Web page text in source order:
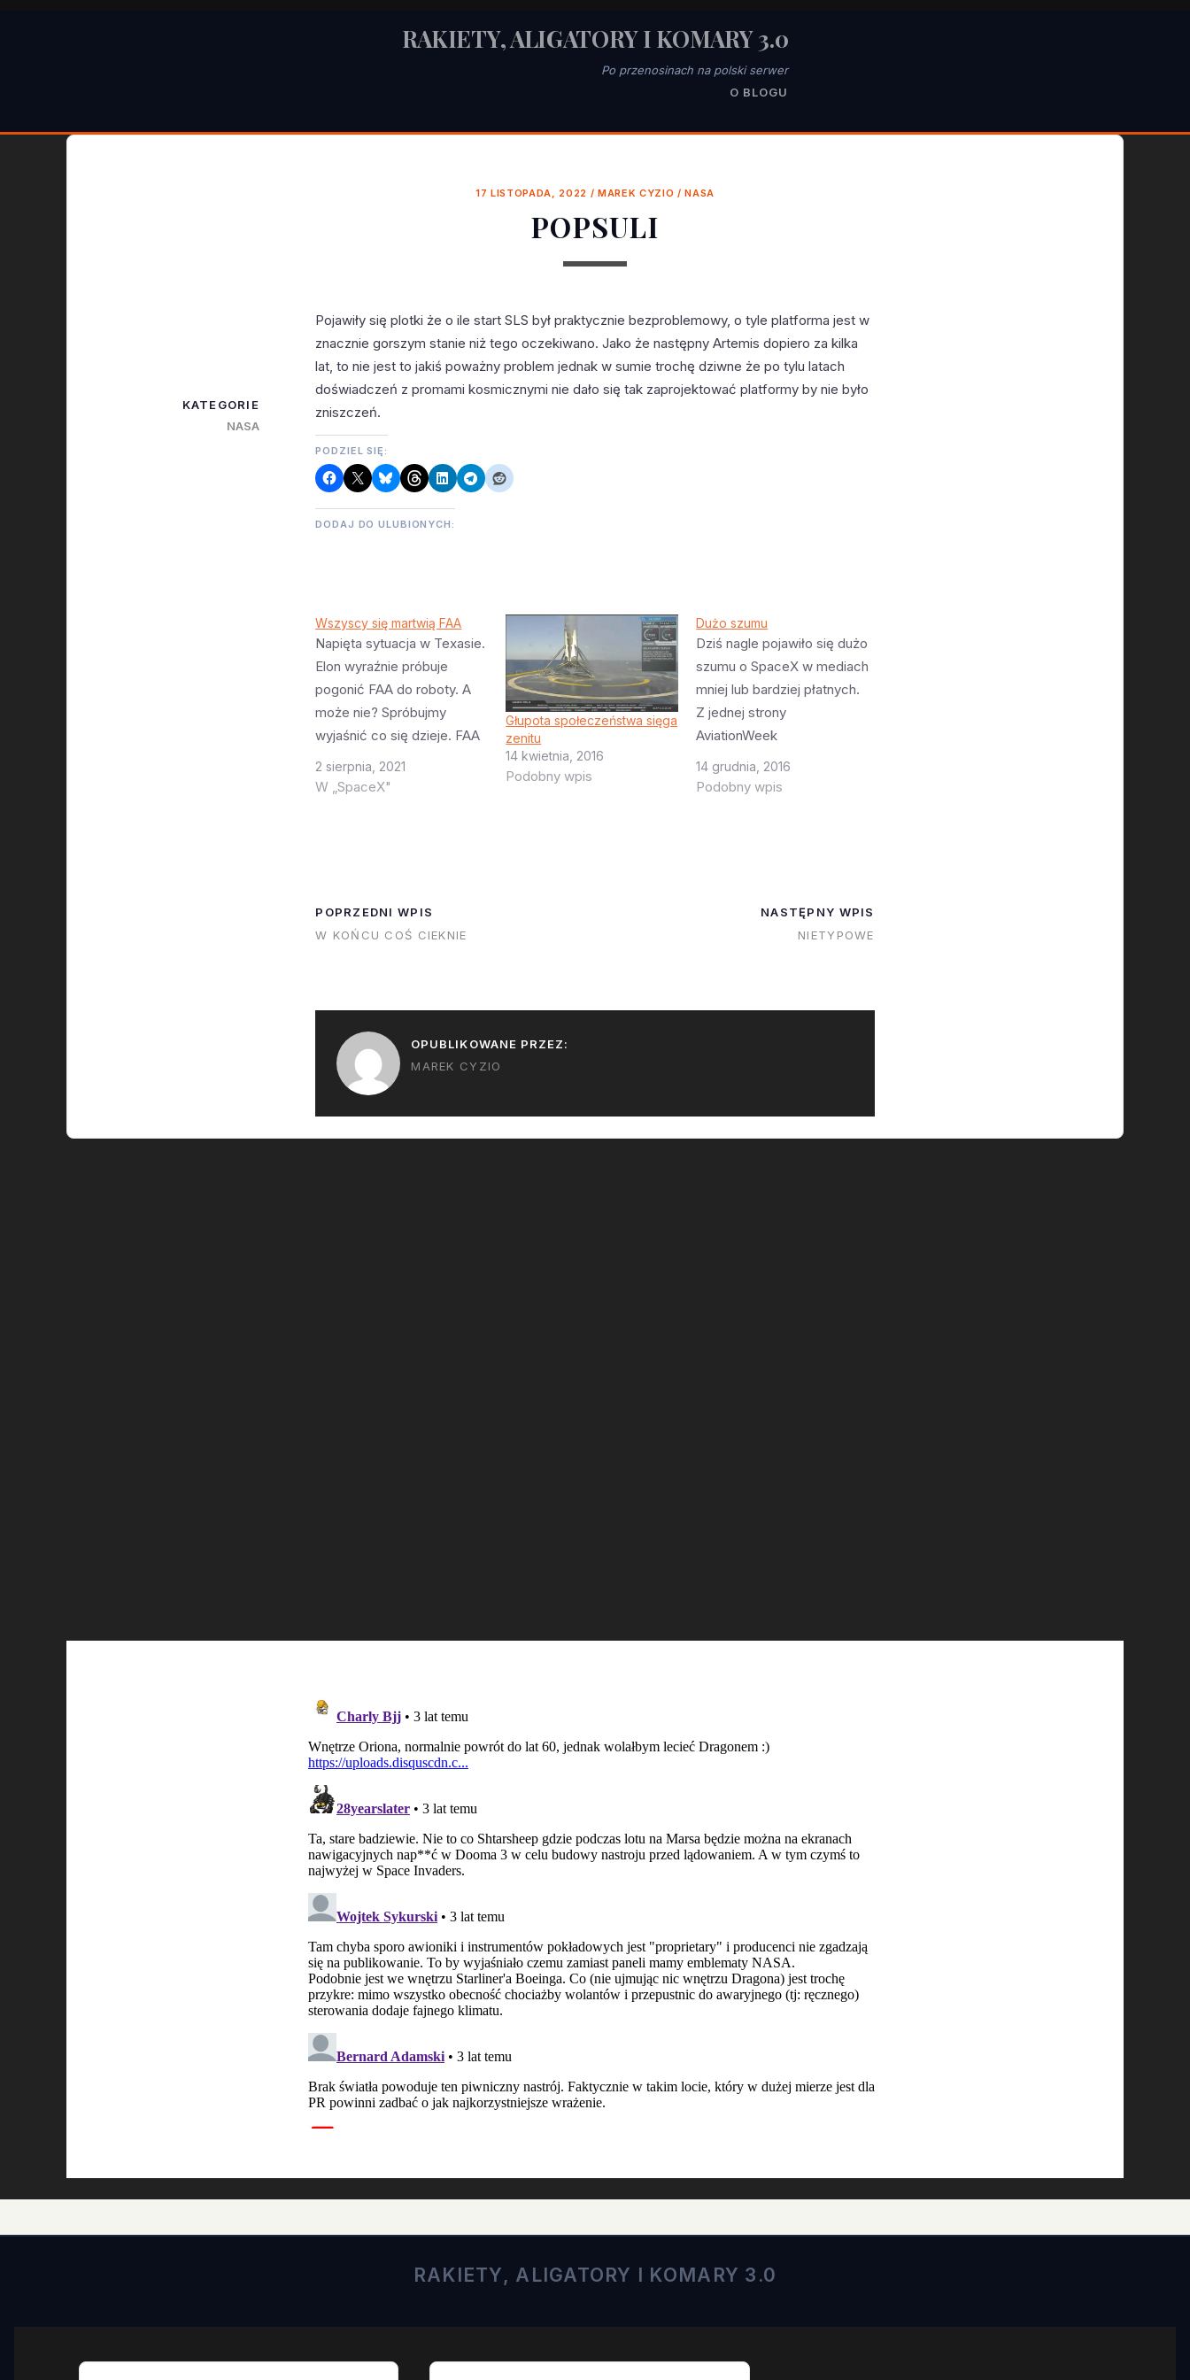
RAKIETY, ALIGATORY I KOMARY 3.0
Po przenosinach na polski serwer
O BLOGU
17 LISTOPADA, 2022 / MAREK CYZIO /NASA
POPSULI
Pojawiły się plotki że o ile start SLS był praktycznie bezproblemowy, o tyle platforma jest w
znacznie gorszym stanie niż tego oczekiwano. Jako że następny Artemis dopiero za kilka
lat, to nie jest to jakiś poważny problem jednak w sumie trochę dziwne że po tylu latach
doświadczeń z promami kosmicznymi nie dało się tak zaprojektować platformy by nie było
zniszczeń.
PODZIEL SIĘ:
DODAJ DO ULUBIONYCH:
Wszyscy się martwią FAA
Napięta sytuacja w Texasie.
Elon wyraźnie próbuje
pogonić FAA do roboty. A
może nie? Spróbujmy
wyjaśnić co się dzieje. FAA
uważa że dotychczasowa
licencja SpaceX nie
licencja. A żeby takową
wydać, trzeba najpierw
2 sierpnia, 2021
W „SpaceX"
Głupota społeczeństwa sięga
zenitu
14 kwietnia, 2016
Podobny wpis
Dużo szumu
Dziś nagle pojawiło się dużo
szumu o SpaceX w mediach
mniej lub bardziej płatnych.
Z jednej strony
AviationWeek
wyprodukował raczej nic nie
wnoszący (co jest
firma ma problemy ze
znalezieniem przyczyny
14 grudnia, 2016
Podobny wpis
POPRZEDNI WPIS
W KOŃCU COŚ CIEKNIE
NASTĘPNY WPIS
NIETYPOWE
KATEGORIE
NASA
OPUBLIKOWANE PRZEZ:
MAREK CYZIO
RAKIETY, ALIGATORY I KOMARY 3.0